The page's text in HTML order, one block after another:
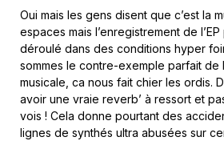
Oui mais les gens disent que c’est la
espaces mais l’enregistrement de
déroulé dans des conditions hyper
sommes le contre-exemple parfait de
musicale, ca nous fait chier les ordis.
avoir une vraie reverb’ à ressort et
vois ! Cela donne pourtant des
lignes de synthés ultra abusées sur